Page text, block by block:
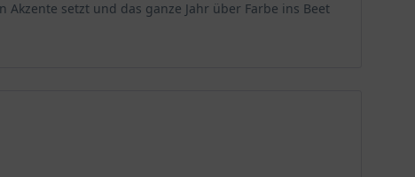
setzt und das ganze Jahr über Farbe ins Beet